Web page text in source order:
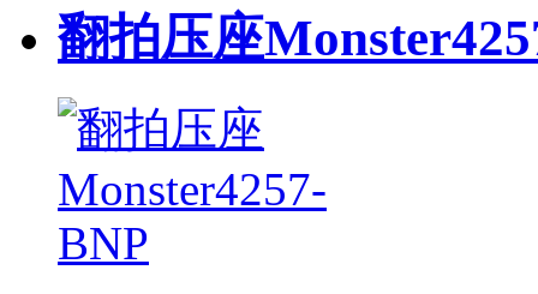
翻拍压座